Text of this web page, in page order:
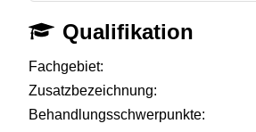
Qualifikation
Fachgebiet:
Zusatzbezeichnung:
Behandlungsschwerpunkte: